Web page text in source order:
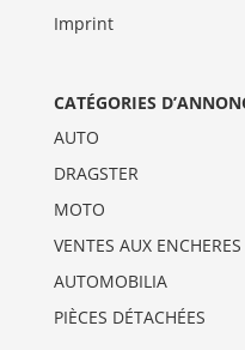
Imprint
CATÉGORIES
AUTO
DRAGSTER
MOTO
VENTES AUX ENCHERES
AUTOMOBILIA
PIÈCES DÉTACHÉES